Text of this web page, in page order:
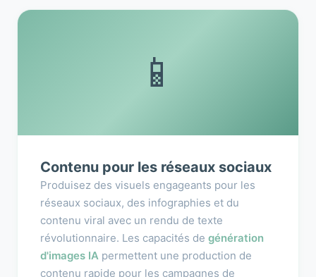
📱
Contenu pour les réseaux sociaux
Produisez des visuels engageants pour les
réseaux sociaux, des infographies et du
contenu viral avec un rendu de texte
révolutionnaire. Les capacités de génération
d'images IA permettent une production de
contenu rapide pour les campagnes de